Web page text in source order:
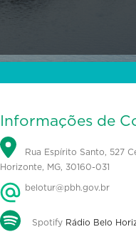
Informações de
Rua Espírito Santo, 527
Horizonte, MG, 30160-031
belotur@pbh.gov.br
Spotify Rádio Belo